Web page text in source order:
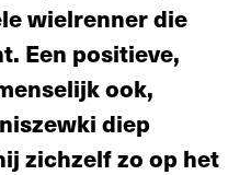
wielrenner die
Een positieve,
ook,
diep
zichzelf zo op het